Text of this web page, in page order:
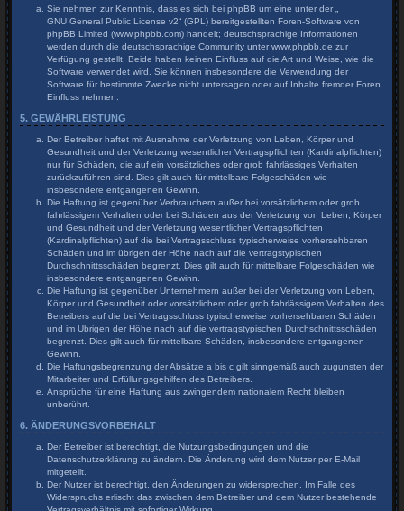
Sie nehmen zur Kenntnis, dass es sich bei phpBB um eine unter der „
GNU General Public License v2“ (GPL) bereitgestellten Foren-Software von
phpBB Limited (www.phpbb.com) handelt; deutschsprachige Informationen
werden durch die deutschsprachige Community unter www.phpbb.de zur
Verfügung gestellt. Beide haben keinen Einfluss auf die Art und Weise, wie die
Software verwendet wird. Sie können insbesondere die Verwendung der
Software für bestimmte Zwecke nicht untersagen oder auf Inhalte fremder Foren
Einfluss nehmen.
5. GEWÄHRLEISTUNG
Der Betreiber haftet mit Ausnahme der Verletzung von Leben, Körper und
Gesundheit und der Verletzung wesentlicher Vertragspflichten (Kardinalpflichten)
nur für Schäden, die auf ein vorsätzliches oder grob fahrlässiges Verhalten
zurückzuführen sind. Dies gilt auch für mittelbare Folgeschäden wie
insbesondere entgangenen Gewinn.
Die Haftung ist gegenüber Verbrauchern außer bei vorsätzlichem oder grob
fahrlässigem Verhalten oder bei Schäden aus der Verletzung von Leben, Körper
und Gesundheit und der Verletzung wesentlicher Vertragspflichten
(Kardinalpflichten) auf die bei Vertragsschluss typischerweise vorhersehbaren
Schäden und im übrigen der Höhe nach auf die vertragstypischen
Durchschnittsschäden begrenzt. Dies gilt auch für mittelbare Folgeschäden wie
insbesondere entgangenen Gewinn.
Die Haftung ist gegenüber Unternehmern außer bei der Verletzung von Leben,
Körper und Gesundheit oder vorsätzlichem oder grob fahrlässigem Verhalten des
Betreibers auf die bei Vertragsschluss typischerweise vorhersehbaren Schäden
und im Übrigen der Höhe nach auf die vertragstypischen Durchschnittsschäden
begrenzt. Dies gilt auch für mittelbare Schäden, insbesondere entgangenen
Gewinn.
Die Haftungsbegrenzung der Absätze a bis c gilt sinngemäß auch zugunsten der
Mitarbeiter und Erfüllungsgehilfen des Betreibers.
Ansprüche für eine Haftung aus zwingendem nationalem Recht bleiben
unberührt.
6. ÄNDERUNGSVORBEHALT
Der Betreiber ist berechtigt, die Nutzungsbedingungen und die
Datenschutzerklärung zu ändern. Die Änderung wird dem Nutzer per E-Mail
mitgeteilt.
Der Nutzer ist berechtigt, den Änderungen zu widersprechen. Im Falle des
Widerspruchs erlischt das zwischen dem Betreiber und dem Nutzer bestehende